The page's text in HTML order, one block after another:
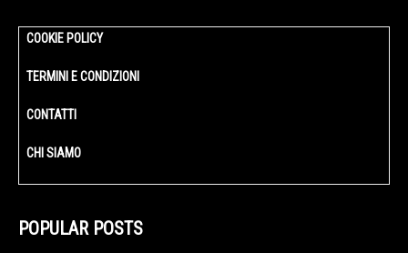
COOKIE POLICY
TERMINI E CONDIZIONI
CONTATTI
CHI SIAMO
POPULAR POSTS